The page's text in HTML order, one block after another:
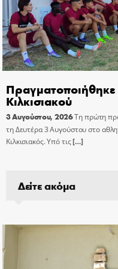
Κιλκισιακού
3 Αυγούστου, 2026Τη πρώτη
τη Δευτέρα 3 Αυγούστου στο
Κιλκισιακός. Υπό τις[…]
Δείτε ακόμα